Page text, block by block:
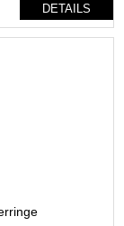
DETAILS